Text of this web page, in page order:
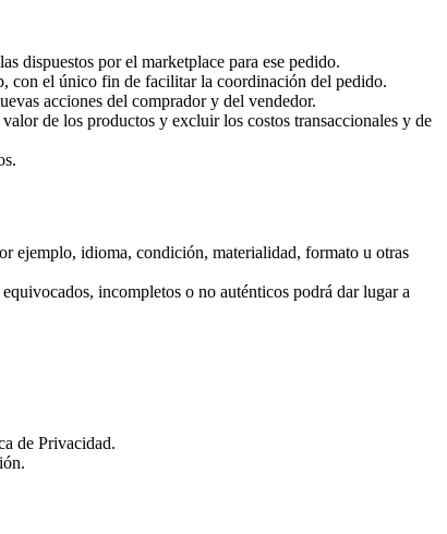
dispuestos por el marketplace para ese pedido.
con el único fin de facilitar la coordinación del pedido.
acciones del comprador y del vendedor.
de los productos y excluir los costos transaccionales y de
ejemplo, idioma, condición, materialidad, formato u otras
incompletos o no auténticos podrá dar lugar a
de Privacidad.